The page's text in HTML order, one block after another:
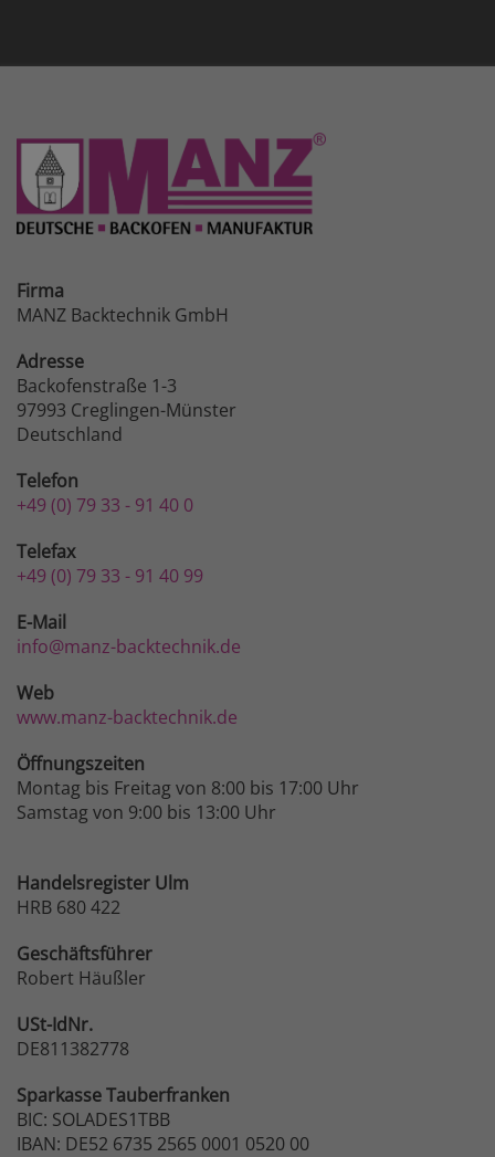
Firma
MANZ Backtechnik GmbH
Adresse
Backofenstraße 1-3
97993 Creglingen-Münster
Deutschland
Telefon
+49 (0) 79 33 - 91 40 0
Telefax
+49 (0) 79 33 - 91 40 99
E-Mail
info@manz-backtechnik.de
Web
www.manz-backtechnik.de
Öffnungszeiten
Montag bis Freitag von 8:00 bis 17:00 Uhr
Samstag von 9:00 bis 13:00 Uhr
Handelsregister Ulm
HRB 680 422
Geschäftsführer
Robert Häußler
USt-IdNr.
DE811382778
SparkasseTauberfranken
BIC: SOLADES1TBB
IBAN: DE52 6735 2565 0001 0520 00